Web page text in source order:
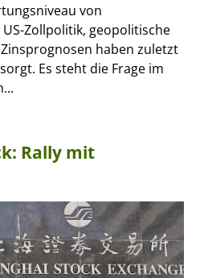
von
Zollpolitik, geopolitische
haben zuletzt
Es steht die Frage im
Rally mit